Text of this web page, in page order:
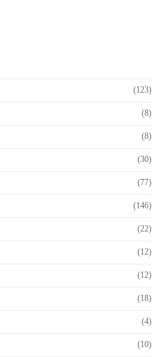
(123)
(8)
(8)
(30)
(77)
(146)
(22)
(12)
(12)
(18)
(4)
(10)